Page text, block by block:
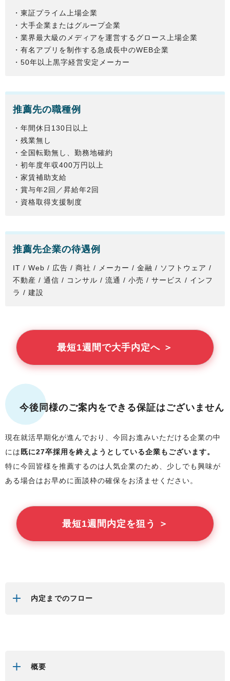
・東証プライム上場企業
・大手企業またはグループ企業
・業界最大級のメディアを運営するグロース上場企業
・有名アプリを制作する急成長中のWEB企業
・50年以上黒字経営安定メーカー
推薦先の職種例
・年間休日130日以上
・残業無し
・全国転勤無し、勤務地確約
・初年度年収400万円以上
・家賃補助支給
・賞与年2回／昇給年2回
・資格取得支援制度
推薦先企業の待遇例
IT / Web / 広告 / 商社 / メーカー / 金融 / ソフトウェア /
不動産 / 通信 / コンサル / 流通 / 小売 / サービス / インフ
ラ / 建設
最短1週間で大手内定へ ＞
今後同様のご案内をできる保証はございません
現在就活早期化が進んでおり、今回お進みいただける企業の中
には 既に27卒採用を終えようとしている企業もございます。
特に今回 皆様を推薦するのは人気企業のため、少しでも興味が
ある場合はお早めに面談枠の確保をお済ませください。
最短1週間内定を狙う ＞
内定までのフロー
概要